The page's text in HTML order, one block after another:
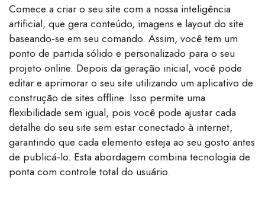
Comece a criar o seu site com a nossa inteligência
artificial, que gera conteúdo, imagens e layout do site
baseando-se em seu comando. Assim, você tem um
ponto de partida sólido e personalizado para o seu
projeto online. Depois da geração inicial, você pode
editar e aprimorar o seu site utilizando um aplicativo de
construção de sites offline. Isso permite uma
flexibilidade sem igual, pois você pode ajustar cada
detalhe do seu site sem estar conectado à internet,
garantindo que cada elemento esteja ao seu gosto antes
de publicá-lo. Esta abordagem combina tecnologia de
ponta com controle total do usuário.